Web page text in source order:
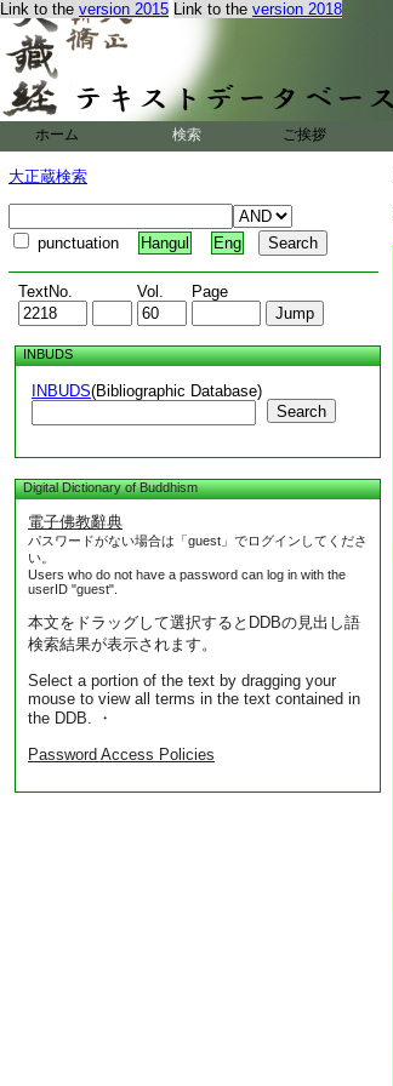
Link to the version 2015 Link to the version 2018
ホーム 検索 ご挨拶
大正蔵検索
punctuation Hangul Eng
TextNo. Vol. Page
INBUDS
INBUDS(Bibliographic Database)
Search
Digital Dictionary of Buddhism
電子佛教辭典
パスワードがない場合は「guest」でログインしてくださ
い。
Users who do not have a password can log in with the
userID "guest".
本文をドラッグして選択するとDDBの見出し語
検索結果が表示されます。
Select a portion of the text by dragging your
mouse to view all terms in the text contained in
the DDB. ・
Password Access Policies